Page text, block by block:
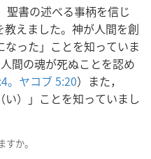
聖書の述べる事柄を信じ
えました。神が人間を創
った」ことを知っていま
間の魂が死ぬことを認め
ヤコブ 5:20）また，
い）」ことを知っていまし
か。